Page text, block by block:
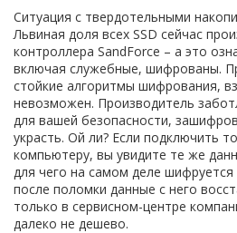
Ситуация с твердотельными
Львиная доля всех SSD сейчас
контроллера SandForce – а это
включая служебные, шифрованы.
стойкие алгоритмы шифрования,
невозможен. Производитель
для вашей безопасности,
украсть. Ой ли? Если подключить
компьютеру, вы увидите те же
для чего на самом деле
после поломки данные с него
только в сервисном-центре
далеко не дешево.